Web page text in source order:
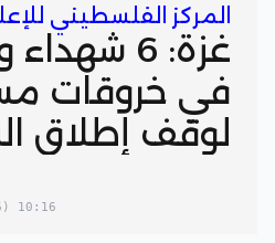
المركز الفلسطيني
في خروقات
لوقف إطلاق
10:16
(07:16 in your timezone)